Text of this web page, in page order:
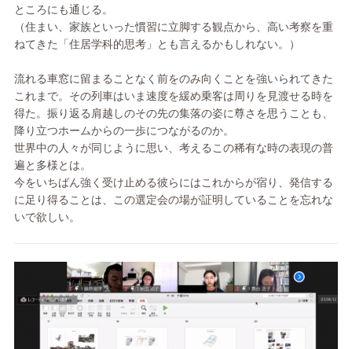
ところにも通じる。
（住まい、家族といった慣習に立脚する観点から、高い考察を重
ねてきた「住居学科的思考」とも言えるかもしれない。）
流れる車窓に留まることなく前をのみ向くことを強いられてきた
これまで。その列車はいま速度を緩め乗客は周りを見渡せる時を
得た。振り返る肩越しのその先の集落の姿に尊さを思うことも、
降り立つホームからの一歩につながるのか。
世界中の人々が同じように思い、考えるこの稀有な時の表現の普
遍と多様とは。
今をいちばん強く受け止める彼らにはこれからが宿り、発信する
に足り得ることは、この選定会の場が証明していることを忘れな
いで欲しい。